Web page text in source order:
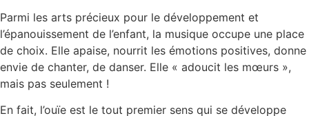
Parmi les arts précieux pour le développement et
l’épanouissement de l’enfant, la musique occupe une place
de choix. Elle apaise, nourrit les émotions positives, donne
envie de chanter, de danser. Elle « adoucit les mœurs »,
mais pas seulement !
En fait, l’ouïe est le tout premier sens qui se développe